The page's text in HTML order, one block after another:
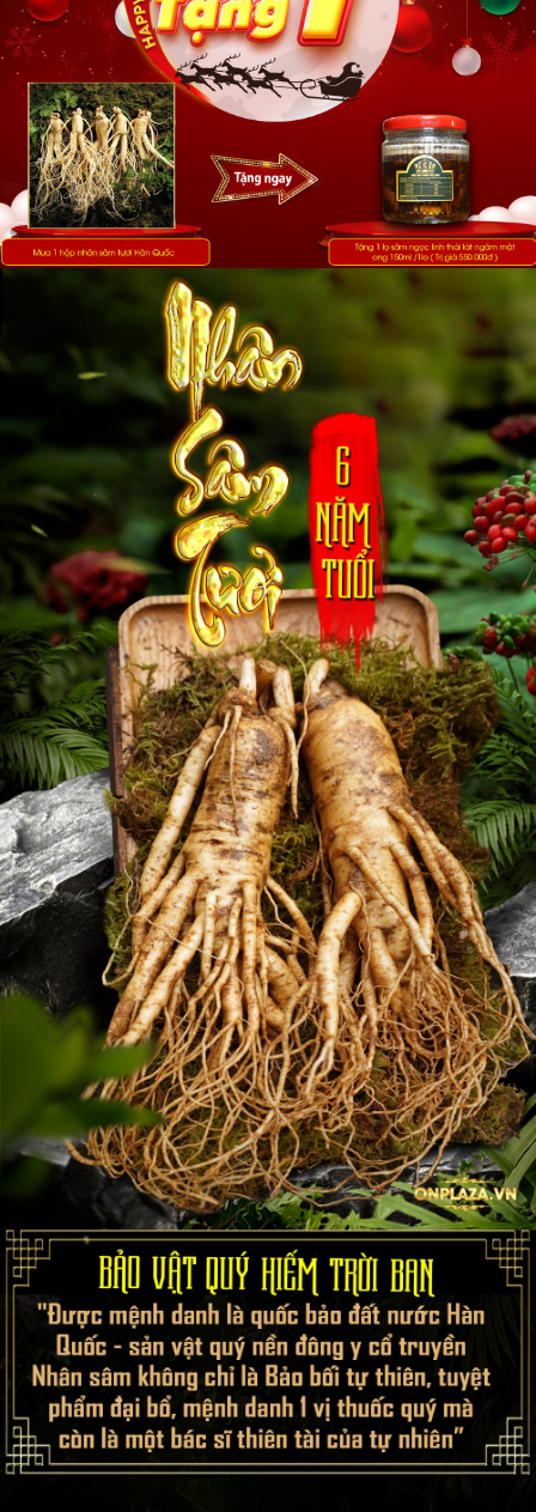
Onplaza chuyên phân phối nhân sâm tươi núi Geumsan Hàn
Quốc. Đây là thủ phủ của nhân sâm Hàn với các vườn sâm đạt
tiêu chuẩn quốc tế. Nhân sâm Geumsan là vùng nguyên liệu độc
quyền của sâm Chính Phủ KGC, được Chính Phủ kiểm soát,
đánh giá chất lượng nghiêm ngặt, dòng sâm 25 – 30 củ là size
sâm nhỏ nhưng chất lượng tốt.
Ưu điểm của nhân sâm Hàn Quốc 25 – 30 củ của sâm Chính
Phủ
Tuyển chọn kỹ lưỡng: Sâm 25 – 30 củ không phải là sâm non,
sâm loại không có giá trị, tại Geumsan chỉ những củ sâm đủ 6
năm tuổi, size đạt tiêu chuẩn mới được chọn làm hồng sâm hay
xuất khẩu sang các nước. Những củ sâm mới bước sang tuổi thứ
6, đang ở năm thứ 5 không đạt kích thước sẽ tỉa nhổ để lấy diện
tích cho sâm sinh trưởng. Vì vậy, dưỡng chất của sâm 25 – 30 củ
rất tốt, không hề thua kém sâm 6 năm tuổi và vượt trội hơn nhiều
lần sâm 2,3,4 năm tuổi trên thị trường.
Sâm tại núi Geumsan củ nhỏ nhưng giàu dưỡng chất: Núi
Geumsan là nơi có chất lượng nhân sâm tốt nhất tại Hàn Quốc,
do địa hình, khí hậu, thổ nhưỡng phù hợp với cây nhân sâm. Do
đó, sâm núi Geumsan hương thơm đặc trưng, vị đậm, đắng gắt
nhưng ngọt sâu, trồng đúng kỹ thuật nên hàm lượng Mr2, Rg1
đạt tiêu chuẩn.
Sâm nguyên vẹn hoàn hảo: Hoàn toàn không bị héo, bị hư hỏng
hay dập nát, đây là sâm nhổ trực tiếp tại vườn, quy trình bảo
quản tương tự sâm size to. Củ sâm đẹp, đầu đủ đầu sâm, rễ
chính, rễ phụ, màu sắc đẹp, tươi nguyên nên có thể mua vài kg,
sơ chế sạch sẽ cấp đông dùng cả năm hương vị vẫn thơm ngon.
Sâm tươi 25 – 30 củ phù hợp hầm gà, nấu canh gà, nên chọn loại
gà ri, gà ác hầm theo sở thích của gia đình. Tuần ăn 1- 2 lần mỗi
lần 2 – 3 củ. Tham khảo thêm cách nấu sâm tươi hầm gà tại đây.
Sâm tươi cũng có thể hầm cùng tim heo, chim câu, móng giò, thịt
dê…
OnPlaza với 20 năm kinh nghiệm chuyên phân phối nhân sâm
tươi Hàn Quốc, cam kết với khách hang dù sâm size vip hay sâm
size nhỏ cũng luôn là sâm Geumsan chất lượng hang đầu Hàn
Quốc.
Onplaza – Hệ thống phân phối nhân sâm tươi Hàn Quốc uy
tín tại Việt Nam
+ Số 76 Hai Bà Trưng, Hoàn Kiếm, Hà Nội.
▪️ Hotline: 0966 60 61 69 (Zalo) - 02436 555 888
+19 - 21 Cách Mạng Tháng 8 - Phường Bến Thành - Quận 1 -